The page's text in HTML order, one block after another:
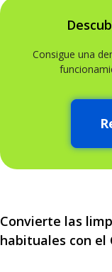
Consigue una
Convierte las
habituales con el